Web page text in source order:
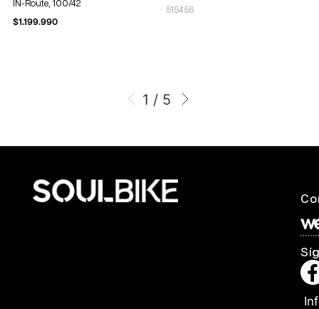
IN-Route, 100/42
$1.199.990
51 5456
1 / 5